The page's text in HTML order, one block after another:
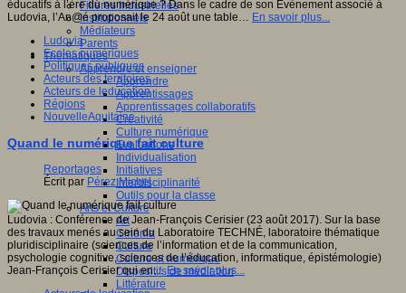
Filières industrielles
Institutionnels
Médiateurs
Parents
Thématiques
Apprendre et enseigner
Apprendre
Apprentissages
Apprentissages collaboratifs
Créativité
Culture numérique
Evaluations
Individualisation
Initiatives
Interdisciplinarité
Outils pour la classe
Arts et Culture
Art
Cinéma
Culture
Culture et numérique
Dispositifs de médiation
Littérature
éducatifs à l’ère du numérique ? Dans le cadre de son Événement associé à
Ludovia, l’An@é proposait le 24 août une table… En savoir plus...
Ludovia
Ecoles numériques
Politiques publiques
Acteurs des territoires
Acteurs de leducation
Régions
NouvelleAquitaine
Quand le numérique fait culture
Reportages
Écrit par Pérez Michel
Ludovia : Conférence de Jean-François Cerisier (23 août 2017). Sur la base
des travaux menés au sein du Laboratoire TECHNÉ, laboratoire thématique
pluridisciplinaire (sciences de l’information et de la communication,
psychologie cognitive, sciences de l’éducation, informatique, épistémologie)
Jean-François Cerisier qui en…En savoir plus...